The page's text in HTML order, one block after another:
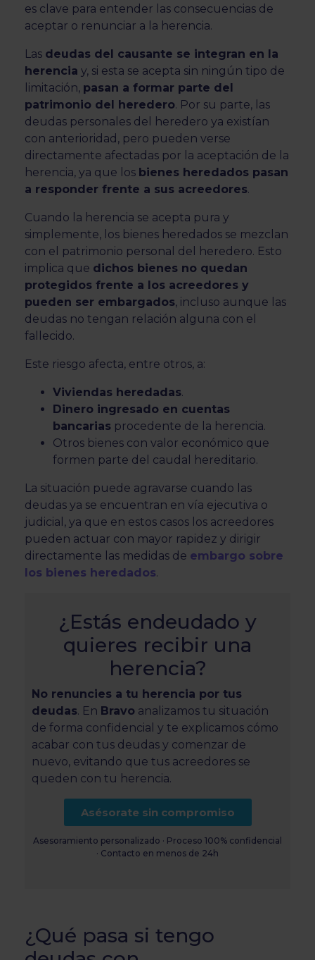
es clave para entender las consecuencias de
aceptar o renunciar a la herencia.
Las deudas del causante se integran en la
herencia y, si esta se acepta sin ningún tipo de
limitación, pasan a formar parte del
patrimonio del heredero. Por su parte, las
deudas personales del heredero ya existían
con anterioridad, pero pueden verse
directamente afectadas por la aceptación de la
herencia, ya que los bienes heredados pasan
a responder frente a sus acreedores.
Cuando la herencia se acepta pura y
simplemente, los bienes heredados se mezclan
con el patrimonio personal del heredero. Esto
implica que dichos bienes no quedan
protegidos frente a los acreedores y
pueden ser embargados, incluso aunque las
deudas no tengan relación alguna con el
fallecido.
Este riesgo afecta, entre otros, a:
Viviendas heredadas.
Dinero ingresado en cuentas
bancarias procedente de la herencia.
Otros bienes con valor económico que
formen parte del caudal hereditario.
La situación puede agravarse cuando las
deudas ya se encuentran en vía ejecutiva o
judicial, ya que en estos casos los acreedores
pueden actuar con mayor rapidez y dirigir
directamente las medidas de embargo sobre
los bienes heredados.
¿Estás endeudado y
quieres recibir una
herencia?
No renuncies a tu herencia por tus
deudas. En Bravo analizamos tu situación
de forma confidencial y te explicamos cómo
acabar con tus deudas y comenzar de
nuevo, evitando que tus acreedores se
queden con tu herencia.
Asésorate sin compromiso
Asesoramiento personalizado · Proceso 100% confidencial
· Contacto en menos de 24h
¿Qué pasa si tengo